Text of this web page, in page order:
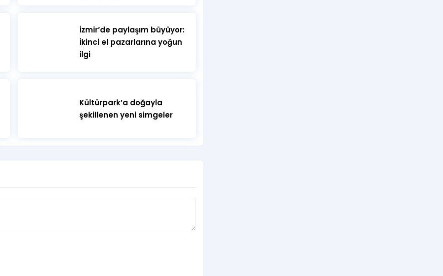
İzmir’de paylaşım büyüyor:
İkinci el pazarlarına yoğun
ilgi
Kültürpark’a doğayla
şekillenen yeni simgeler